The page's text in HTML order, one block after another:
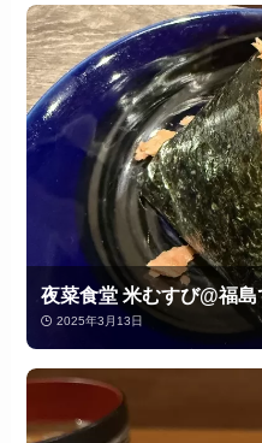
夜菜食堂 米むすび@福
2025年3月13日